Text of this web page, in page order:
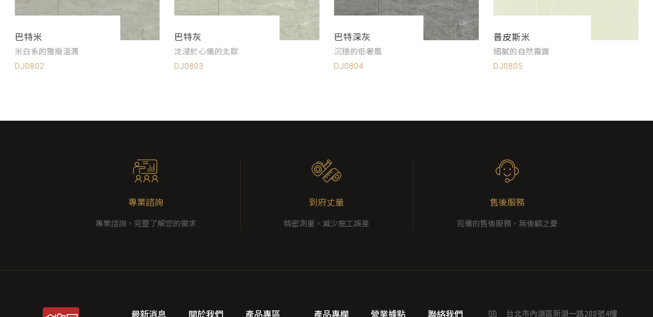
巴特米
米白系的雅緻溫潤
DJ0802
巴特灰
沈浸於心儀的北歐
DJ0803
巴特深灰
沉穩的低奢風
DJ0804
普皮斯米
細膩的自然霧露
DJ0805
專業諮詢
專業諮詢，完整了解您的需求
到府丈量
精密測量，減少施工誤差
售後服務
完備的售後服務，無後顧之憂
最新消息 關於我們 產品專區 產品專欄 營業據點 聯絡我們 台北市內湖區新湖一路288號4樓